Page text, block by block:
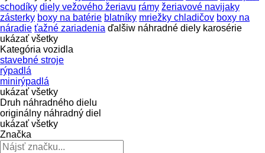
schodíky diely vežového žeriavu rámy žeriavové navijaky
zásterky boxy na batérie blatníky mriežky chladičov boxy na
náradie ťažné zariadenia ďalšiw náhradné diely karosérie
ukázať všetky
Kategória vozidla
stavebné stroje
rýpadlá
minirýpadlá
ukázať všetky
Druh náhradného dielu
originálny náhradný diel
ukázať všetky
Značka